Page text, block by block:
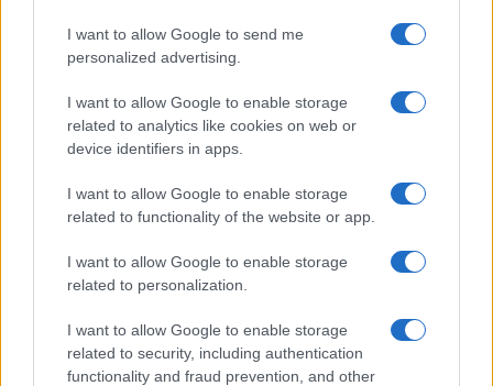
I want to allow Google to send me
personalized advertising.
I want to allow Google to enable storage
related to analytics like cookies on web or
device identifiers in apps.
I want to allow Google to enable storage
related to functionality of the website or app.
I want to allow Google to enable storage
related to personalization.
I want to allow Google to enable storage
related to security, including authentication
functionality and fraud prevention, and other
Funkciók HDR10+
felszereltségû
változat!
Védelem IP67
Limited Edition Nincs Nincs